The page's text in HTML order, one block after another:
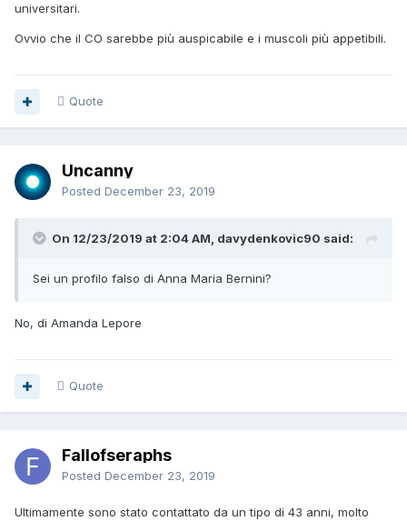
universitari.
Ovvio che il CO sarebbe più auspicabile e i muscoli più appetibili.
Quote
Uncanny
Posted December 23, 2019
On 12/23/2019 at 2:04 AM, davydenkovic90 said:
Sei un profilo falso di Anna Maria Bernini?
No, di Amanda Lepore
Quote
Fallofseraphs
Posted December 23, 2019
Ultimamente sono stato contattato da un tipo di 43 anni, molto